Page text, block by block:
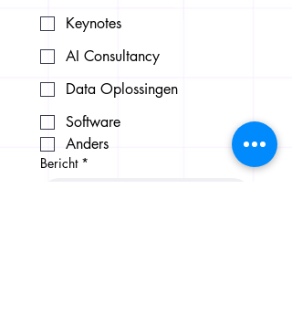
Keynotes
AI Consultancy
Data Oplossingen
Software
Anders
Bericht *